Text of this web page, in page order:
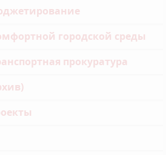
городской среды
прокуратура